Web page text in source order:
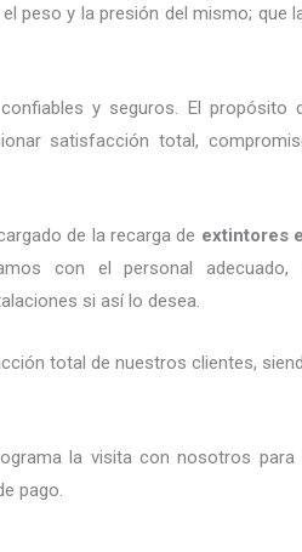
peso y la presión del mismo; que
y seguros. El propósito
satisfacción total,
de la recarga de extintores
con el personal adecuado,
si así lo desea.
total de nuestros clientes,
la visita con nosotros para
pago.